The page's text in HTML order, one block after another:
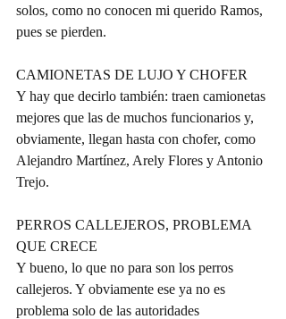
solos, como no conocen mi querido Ramos,
pues se pierden.
CAMIONETAS DE LUJO Y CHOFER
Y hay que decirlo también: traen camionetas
mejores que las de muchos funcionarios y,
obviamente, llegan hasta con chofer, como
Alejandro Martínez, Arely Flores y Antonio
Trejo.
PERROS CALLEJEROS, PROBLEMA
QUE CRECE
Y bueno, lo que no para son los perros
callejeros. Y obviamente ese ya no es
problema solo de las autoridades